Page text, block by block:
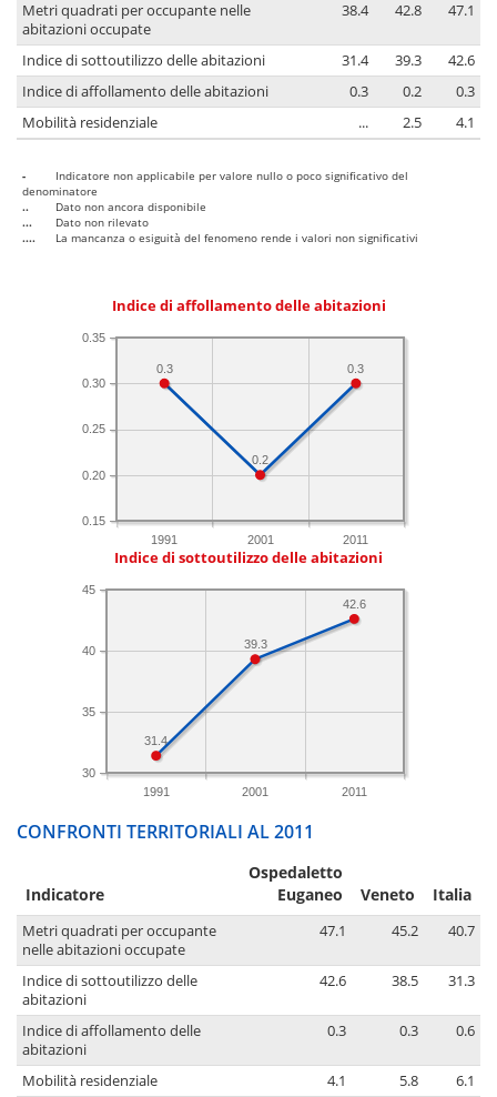
Metri quadrati per occupante nelle
abitazioni occupate
38.4 42.8 47.1
Indice di sottoutilizzo delle abitazioni 31.4 39.3
42.6
Indice di affollamento delle abitazioni
0.3 0.2
0.3
Mobilità residenziale
... 2.5 4.1
-
Indicatore non applicabile per valore nullo o poco significativo del
denominatore
..
Dato non ancora disponibile
...
Dato non rilevato
....
La mancanza o esiguità del fenomeno rende i valori non significativi
Indice di affollamento delle abitazioni
1991 2001 2011
0.15
0.20
0.25
0.30
0.35
0.3
0.2
0.3
Indice di sottoutilizzo delle abitazioni
1991 2001 2011
30
35
40
45
42.6
39.3
31.4
CONFRONTI TERRITORIALI AL 2011
Indicatore
Ospedaletto
Euganeo
Veneto Italia
Metri quadrati per occupante
nelle abitazioni occupate
47.1 45.2 40.7
Indice di sottoutilizzo delle
abitazioni
42.6 38.5 31.3
Indice di affollamento delle
abitazioni
0.3 0.3 0.6
Mobilità residenziale 4.1 5.8 6.1